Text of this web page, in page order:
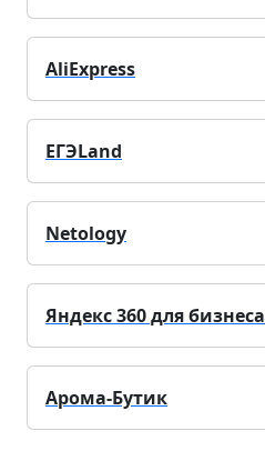
AliExpress
ЕГЭLand
Netology
Яндекс 360 для бизнеса
Арома-Бутик